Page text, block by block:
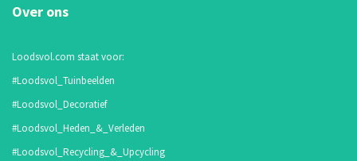
Over ons
Loodsvol.com staat voor:
#Loodsvol_Tuinbeelden
#Loodsvol_Decoratief
#Loodsvol_Heden_&_Verleden
#Loodsvol_Recycling_&_Upcycling